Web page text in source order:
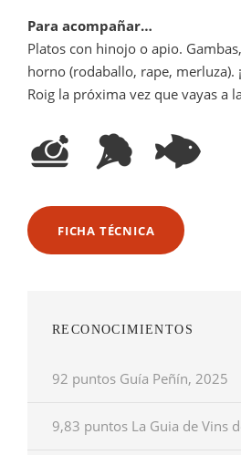
Para acompañar…
Platos con hinojo o apio.
horno (rodaballo, rape, merluza).
Roig la próxima vez que vayas a
FICHA TÉCNICA
RECONOCIMIENTOS
92 puntos Guía Peñín, 2025
9,83 puntos La Guia de Vins